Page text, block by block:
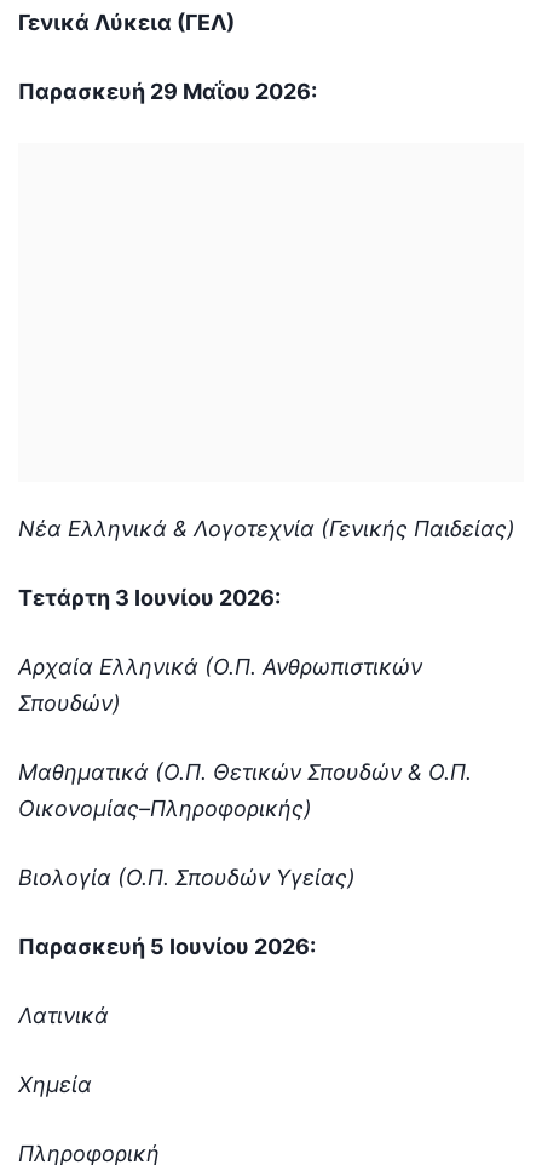
Γενικά Λύκεια (ΓΕΛ)
Παρασκευή 29 Μαΐου 2026:
Νέα Ελληνικά & Λογοτεχνία (Γενικής Παιδείας)
Τετάρτη 3 Ιουνίου 2026:
Αρχαία Ελληνικά (Ο.Π. Ανθρωπιστικών
Σπουδών)
Μαθηματικά (Ο.Π. Θετικών Σπουδών & Ο.Π.
Οικονομίας–Πληροφορικής)
Βιολογία (Ο.Π. Σπουδών Υγείας)
Παρασκευή 5 Ιουνίου 2026:
Λατινικά
Χημεία
Πληροφορική